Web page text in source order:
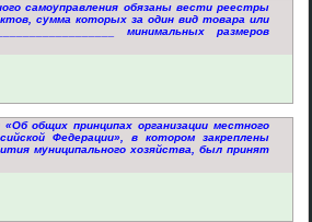
самоуправления обязаны вести реестры
сумма которых за один вид товара или
минимальных размеров
общих принципах организации местного
Федерации», в котором закреплены
муниципального хозяйства, был принят